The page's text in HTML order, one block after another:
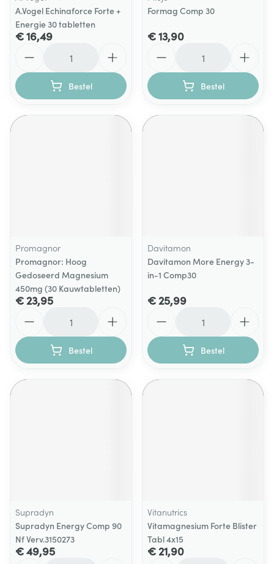
A.Vogel Echinaforce Forte +
Energie 30 tabletten
€ 16,49
Bestel
Formag Comp 30
€ 13,90
Bestel
Promagnor
Promagnor: Hoog
Gedoseerd Magnesium
450mg (30 Kauwtabletten)
€ 23,95
Bestel
Davitamon
Davitamon More Energy 3-
in-1 Comp30
€ 25,99
Bestel
Supradyn
Supradyn Energy Comp 90
Nf Verv.3150273
€ 49,95
Vitanutrics
Vitamagnesium Forte Blister
Tabl 4x15
€ 21,90